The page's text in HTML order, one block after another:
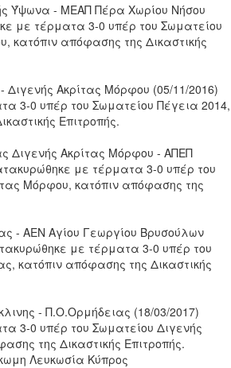
Ύψωνα - ΜΕΑΠ Πέρα Χωρίου Νήσου
με τέρματα 3-0 υπέρ του Σωματείου
κατόπιν απόφασης της Δικαστικής
Ακρίτας Μόρφου (05/11/2016)
3-0 υπέρ του Σωματείου Πέγεια 2014,
Επιτροπής.
Διγενής Ακρίτας Μόρφου - ΑΠΕΠ
με τέρματα 3-0 υπέρ του
Μόρφου, κατόπιν απόφασης της
- ΑΕΝ Αγίου Γεωργίου Βρυσούλων
με τέρματα 3-0 υπέρ του
κατόπιν απόφασης της Δικαστικής
- Π.Ο.Ορμήδειας (18/03/2017)
3-0 υπέρ του Σωματείου Διγενής
της Δικαστικής Επιτροπής.
Λευκωσία Κύπρος